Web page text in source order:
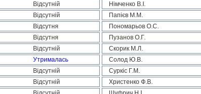
Відсутній Німченко В.І.
Відсутній Папієв М.М.
Відсутня Пономарьов О.С.
Відсутня Пузанов О.Г.
Відсутній Скорик М.Л.
Утрималась Солод Ю.В.
Відсутній Суркіс Г.М.
Відсутній Христенко Ф.В.